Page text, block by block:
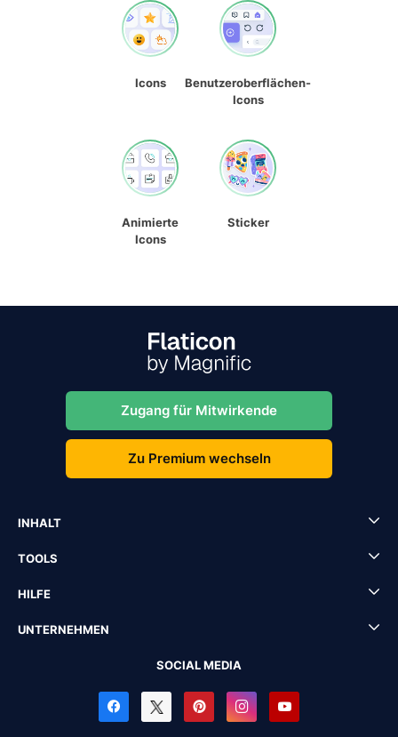
Icons
Benutzeroberflächen-
Icons
Animierte
Icons
Sticker
Zugang für Mitwirkende
Zu Premium wechseln
INHALT
TOOLS
HILFE
UNTERNEHMEN
SOCIAL MEDIA